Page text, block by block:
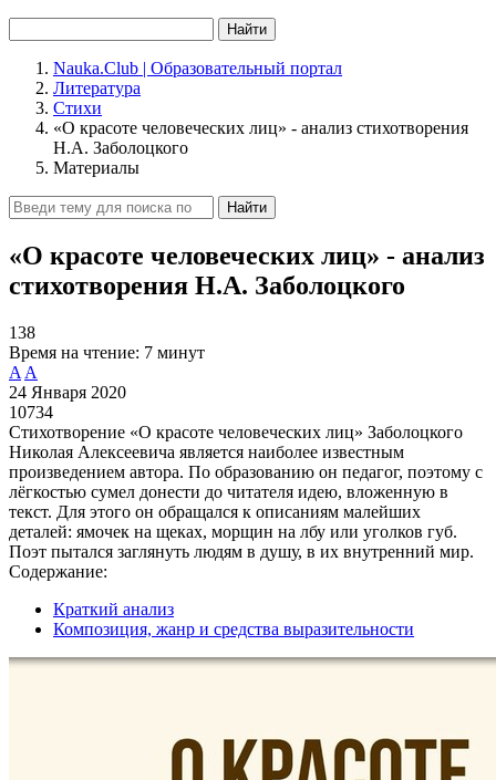
Найти
Nauka.Club | Образовательный портал
Литература
Стихи
«О красоте человеческих лиц» - анализ стихотворения
Н.А. Заболоцкого
Материалы
Найти
«О красоте человеческих лиц» - анализ
стихотворения Н.А. Заболоцкого
138
Время на чтение: 7 минут
A A
24 Января 2020
10734
Стихотворение «О красоте человеческих лиц» Заболоцкого
Николая Алексеевича является наиболее известным
произведением автора. По образованию он педагог, поэтому с
лёгкостью сумел донести до читателя идею, вложенную в
текст. Для этого он обращался к описаниям малейших
деталей: ямочек на щеках, морщин на лбу или уголков губ.
Поэт пытался заглянуть людям в душу, в их внутренний мир.
Содержание:
Краткий анализ
Композиция, жанр и средства выразительности